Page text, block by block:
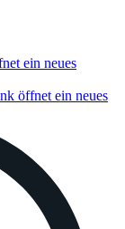
ein neues
öffnet ein neues